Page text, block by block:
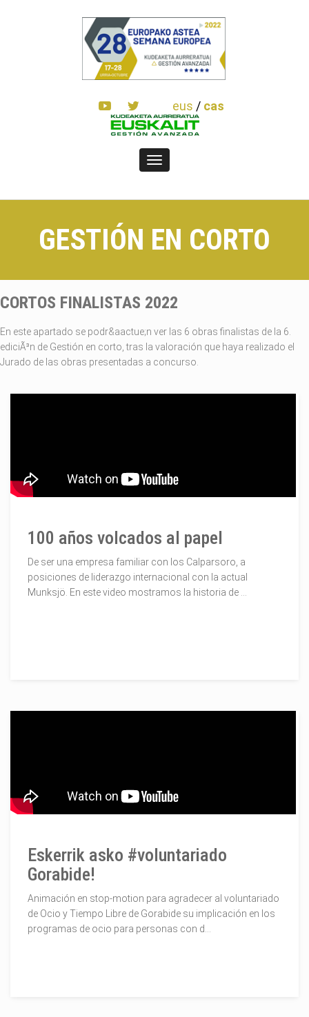
eus / cas
Toggle
navigation
GESTIÓN EN CORTO
CORTOS FINALISTAS 2022
En este apartado se podr&aactue;n ver las 6 obras finalistas de la 6.
ediciÃ³n de Gestión en corto, tras la valoración que haya realizado el
Jurado de las obras presentadas a concurso.
100 años volcados al papel
De ser una empresa familiar con los Calparsoro, a
posiciones de liderazgo internacional con la actual
Munksjö. En este video mostramos la historia de ...
Eskerrik asko #voluntariado
Gorabide!
Animación en stop-motion para agradecer al voluntariado
de Ocio y Tiempo Libre de Gorabide su implicación en los
programas de ocio para personas con d...